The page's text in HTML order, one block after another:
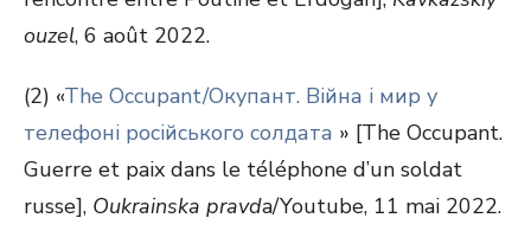
ouzel, 6 août 2022.
(2) «The Occupant/Окупант. Війна і мир у
телефоні російського солдата » [The Occupant.
Guerre et paix dans le téléphone d’un soldat
russe], Oukrainska pravda/Youtube, 11 mai 2022.